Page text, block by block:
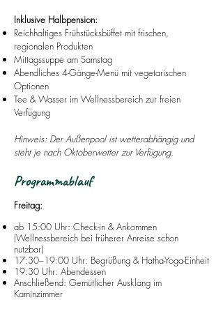
Inklusive Halbpension:
Reichhaltiges Frühstücksbüffet mit frischen,
regionalen Produkten
Mittagssuppe am Samstag
Abendliches 4-Gänge-Menü mit vegetarischen
Optionen
Tee & Wasser im Wellnessbereich zur freien
Verfügung
Hinweis: Der Außenpool ist wetterabhängig und
steht je nach Oktoberwetter zur Verfügung.
Programmablauf
Freitag:
ab 15:00 Uhr: Check-in & Ankommen
(Wellnessbereich bei früherer Anreise schon
nutzbar)
17:30–19:00 Uhr: Begrüßung & Hatha-Yoga-Einheit
19:30 Uhr: Abendessen
Anschließend: Gemütlicher Ausklang im
Kaminzimmer